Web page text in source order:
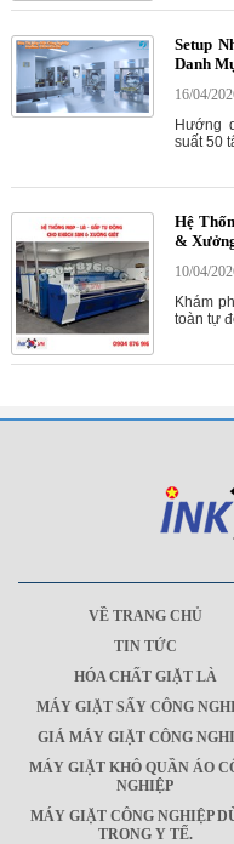
Setup
Danh
16/04/
Hướng
suất 50
Hệ
&
10/04/
Khám
toàn tự
VỀ TRANG CHỦ
TIN TỨC
HÓA CHẤT GIẶT LÀ
MÁY GIẶT SẤY CÔNG
GIÁ MÁY GIẶT CÔNG
MÁY GIẶT KHÔ QUẦN ÁO
NGHIỆP
MÁY GIẶT CÔNG NGHIỆP
TRONG Y TẾ.